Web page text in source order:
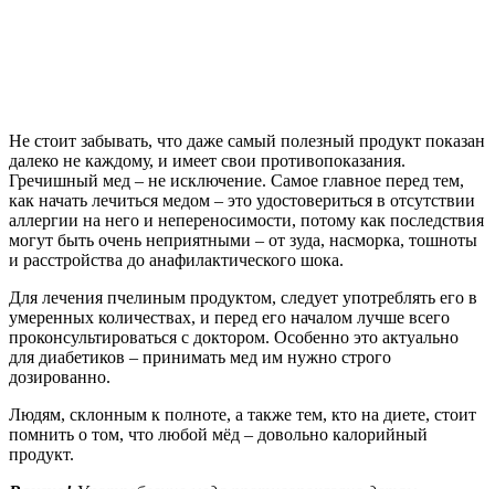
Не стоит забывать, что даже самый полезный продукт показан
далеко не каждому, и имеет свои противопоказания.
Гречишный мед – не исключение. Самое главное перед тем,
как начать лечиться медом – это удостовериться в отсутствии
аллергии на него и непереносимости, потому как последствия
могут быть очень неприятными – от зуда, насморка, тошноты
и расстройства до анафилактического шока.
Для лечения пчелиным продуктом, следует употреблять его в
умеренных количествах, и перед его началом лучше всего
проконсультироваться с доктором. Особенно это актуально
для диабетиков – принимать мед им нужно строго
дозированно.
Людям, склонным к полноте, а также тем, кто на диете, стоит
помнить о том, что любой мёд – довольно калорийный
продукт.